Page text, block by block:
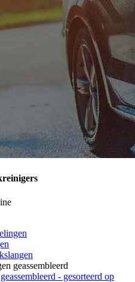
geassembleerd
- gesorteerd op